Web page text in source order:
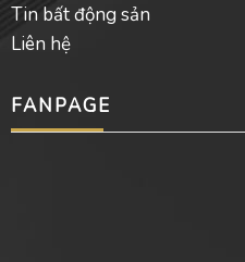
Tin bất động sản
Liên hệ
FANPAGE